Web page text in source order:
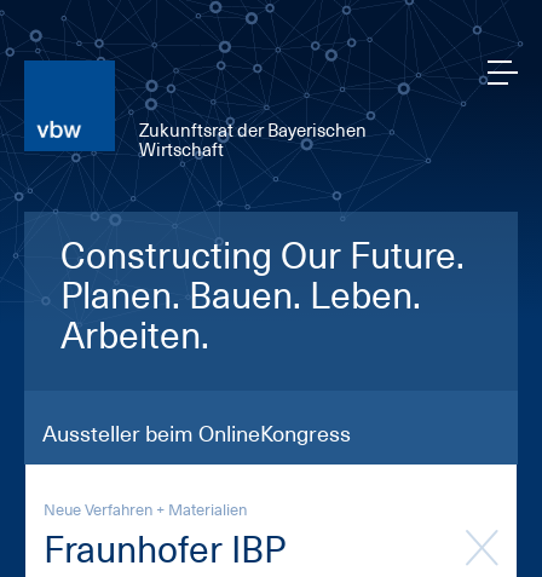
Zukunftsrat der Bayerischen
Wirtschaft
Constructing Our Future.
Planen. Bauen. Leben.
Arbeiten.
Aussteller beim OnlineKongress
Neue Verfahren + Materialien
Fraun­ho­fer IBP